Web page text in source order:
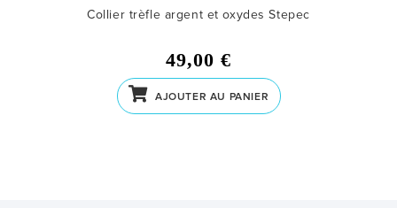
Collier trèfle argent et oxydes Stepec
49,00 €
AJOUTER AU PANIER